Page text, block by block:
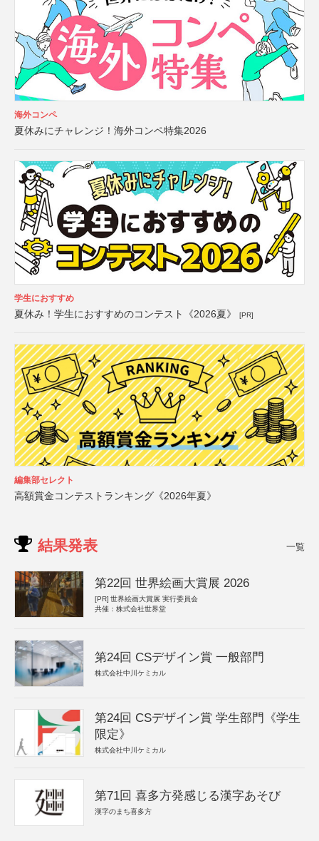
海外コンペ
夏休みにチャレンジ！海外コンペ特集2026
学生におすすめ
夏休み！学生におすすめのコンテスト《2026夏》 [PR]
編集部セレクト
高額賞金コンテストランキング《2026年夏》
結果発表 一覧
第22回 世界絵画大賞展 2026
[PR] 世界絵画大賞展 実行委員会
共催：株式会社世界堂
第24回 CSデザイン賞 一般部門
株式会社中川ケミカル
第24回 CSデザイン賞 学生部門《学生
限定》
株式会社中川ケミカル
第71回 喜多方発感じる漢字あそび
漢字のまち喜多方